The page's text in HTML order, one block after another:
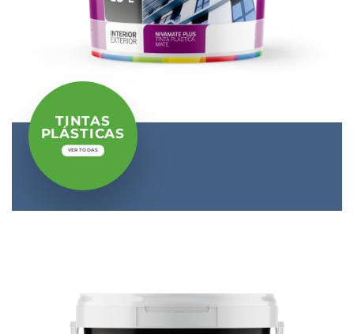
TINTAS
PLÁSTICAS
VER TODAS